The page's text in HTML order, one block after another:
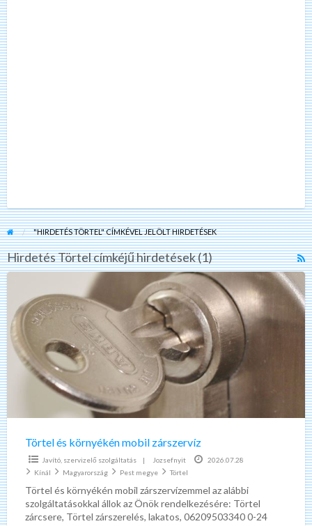
"HIRDETÉS TÖRTEL" CÍMKÉVEL JELÖLT HIRDETÉSEK
Hirdetés Törtel címkéjű hirdetések (1)
Törtel
és
környékén
mobil
zárszervíz
Törtel és környékén mobil zárszervíz
Javító, szervizelő szolgáltatás | Jozsefnyit
2026.07.28
Kínál
Magyarország Pest megye Törtel
Törtel és környékén mobil zárszervízemmel az alábbi
szolgáltatásokkal állok az Önök rendelkezésére: Törtel
zárcsere, Törtel zárszerelés, lakatos, 06209503340 0-24